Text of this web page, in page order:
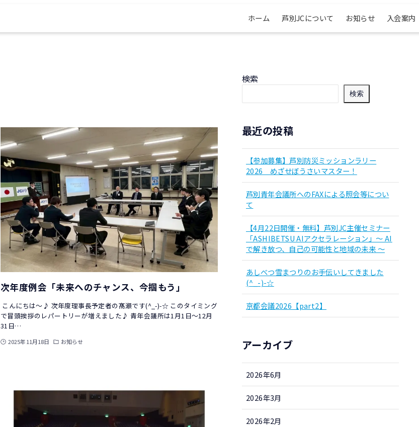
ホーム 芦別JCについて お知らせ 入会案内
次年度例会「未来へのチャンス、今掴もう」
こんにちは～♪ 次年度理事長予定者の髙瀬です(^_-)-☆ このタイミング
で冒頭挨拶のレパートリーが増えました♪ 青年会議所は1月1日～12月
31日…
2025年11月18日 お知らせ
検索
検索
最近の投稿
【参加募集】芦別防災ミッションラリー
2026 めざせぼうさいマスター！
芦別青年会議所へのFAXによる照会等につい
て
【4月22日開催・無料】芦別JC主催セミナー
「ASHIBETSU AIアクセラレーション」～ AI
で解き放つ、自己の可能性と地域の未来 ～
あしべつ雪まつりのお手伝いしてきました
(^_-)-☆
京都会議2026【part2】
アーカイブ
2026年6月
2026年3月
2026年2月